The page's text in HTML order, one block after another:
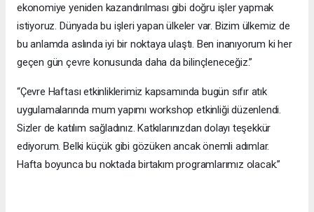
ekonomiye yeniden kazandırılması gibi doğru işler yapmak
istiyoruz. Dünyada bu işleri yapan ülkeler var. Bizim ülkemiz de
bu anlamda aslında iyi bir noktaya ulaştı. Ben inanıyorum ki her
geçen gün çevre konusunda daha da bilinçleneceğiz.”
“Çevre Haftası etkinliklerimiz kapsamında bugün sıfır atık
uygulamalarında mum yapımı workshop etkinliği düzenlendi.
Sizler de katılım sağladınız. Katkılarınızdan dolayı teşekkür
ediyorum. Belki küçük gibi gözüken ancak önemli adımlar.
Hafta boyunca bu noktada birtakım programlarımız olacak.”